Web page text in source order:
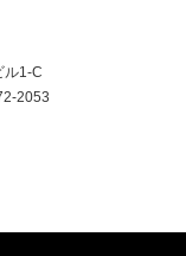
1-C
2053